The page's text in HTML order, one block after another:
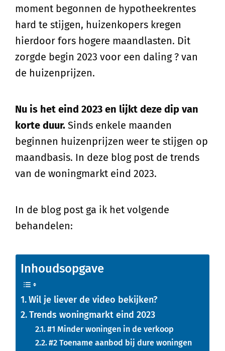
moment begonnen de hypotheekrentes
hard te stijgen, huizenkopers kregen
hierdoor fors hogere maandlasten. Dit
zorgde begin 2023 voor een daling ? van
de huizenprijzen.
Nu is het eind 2023 en lijkt deze dip van
korte duur. Sinds enkele maanden
beginnen huizenprijzen weer te stijgen op
maandbasis. In deze blog post de trends
van de woningmarkt eind 2023.
In de blog post ga ik het volgende
behandelen:
Inhoudsopgave
Wil je liever de video bekijken?
Trends woningmarkt eind 2023
#1 Minder woningen in de verkoop
#2 Toename aanbod bij dure woningen